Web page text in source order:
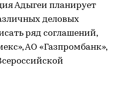
Адыгеи планирует
деловых
ряд соглашений,
АО «Газпромбанк»,